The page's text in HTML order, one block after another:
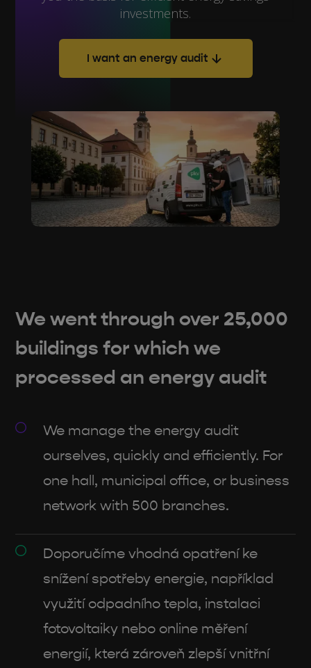
investments.
I want an energy audit
We went through over 25,000
buildings for which we
processed an energy audit
We manage the energy audit
ourselves, quickly and efficiently. For
one hall, municipal office, or business
network with 500 branches.
Doporučíme vhodná opatření ke
snížení spotřeby energie, například
využití odpadního tepla, instalaci
fotovoltaiky nebo online měření
energií, která zároveň zlepší vnitřní